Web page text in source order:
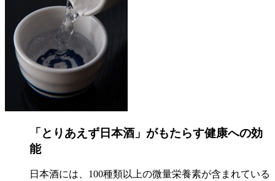
「とりあえず日本酒」がもたらす健康への効
能
日本酒には、100種類以上の微量栄養素が含まれている